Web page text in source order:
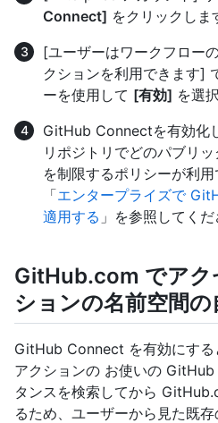
Connect] をクリックしま
[ユーザーはワークフロー
クションを利用できます]
ーを使用して [有効] を選
GitHub Connectを有効化
リポジトリでどのパブリ
を制限するポリシーが利用
「エンタープライズで
適用する 」を参照してくだ
GitHub.com でアク
ションの名前空間の
GitHub Connect を有効にす
アクションの お使いの
タンスを検索してから
るため、ユーザーから見た既